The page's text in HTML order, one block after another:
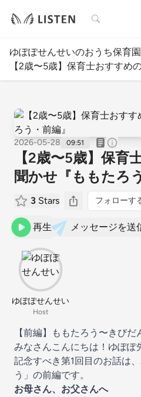
検索
ゆぽぽせんせいのおうち保育園
【2歳〜5歳】保育士おすすめ
2026-05-28 09:51
【2歳〜5歳】保育
聞かせ『ももたろ
3 Stars フォローす
再生 メッセージを送
ゆぽぽせんせい
Host
【前編】ももたろう〜きびだ
みなさんこんにちは！ゆぽぽ
記念すべき第1回目のお話は
う」の前編です。
お母さん、お父さんへ